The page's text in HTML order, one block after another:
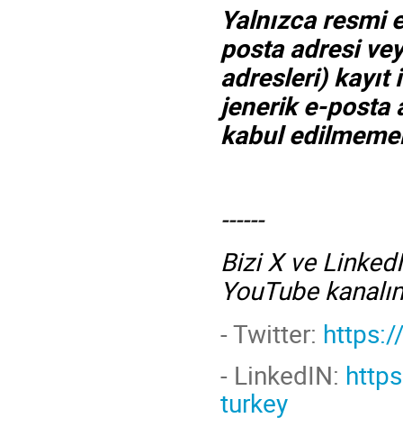
Yalnızca resmi
posta adresi
adresleri)
jenerik e-posta
kabul
------
Bizi X ve
YouTube
- Twitter:
- LinkedIN:
turkey